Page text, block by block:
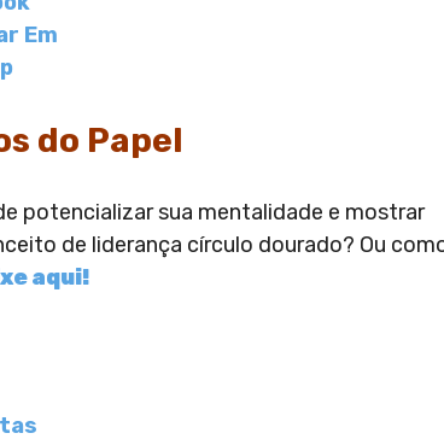
do Papel
potencializar sua mentalidade e mostrar
de liderança círculo dourado? Ou
aqui!